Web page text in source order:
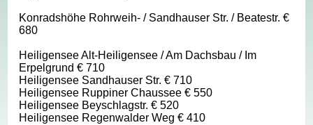
Konradshöhe Rohrweih- / Sandhauser Str. / Beatestr. €
680
Heiligensee Alt-Heiligensee / Am Dachsbau / Im
Erpelgrund € 710
Heiligensee Sandhauser Str. € 710
Heiligensee Ruppiner Chaussee € 550
Heiligensee Beyschlagstr. € 520
Heiligensee Regenwalder Weg € 410